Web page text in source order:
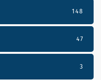
148
47
3